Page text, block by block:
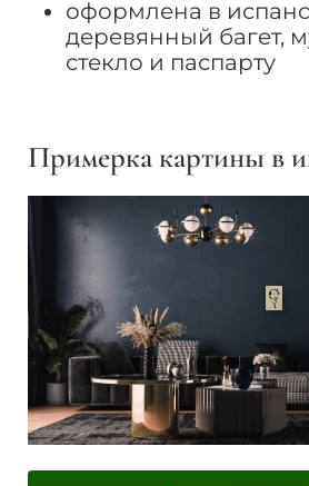
оформлена в
деревянный багет,
стекло и паспарту
Примерка картины в